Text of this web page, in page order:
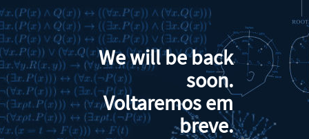
We will be back
soon.
Voltaremos em
breve.